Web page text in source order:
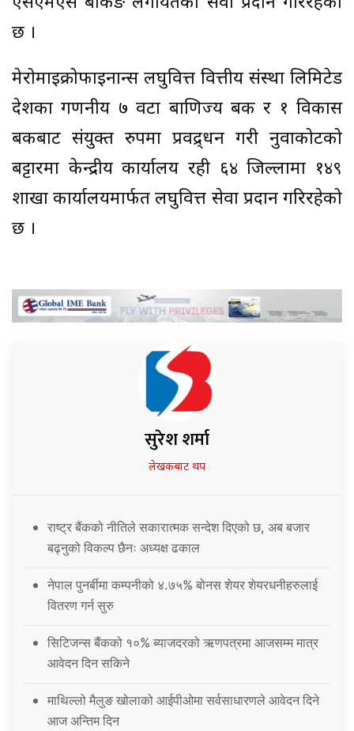
छ ।
मेरोमाइक्रोफाइनान्स लघुवित्त वित्तीय संस्था लिमिटेड
देशका गणनीय ७ वटा बाणिज्य बैंक र १ विकास
बैंकबाट संयुक्त रुपमा प्रवद्र्धन गरी नुवाकोटको
बट्टारमा केन्द्रीय कार्यालय रही ६४ जिल्लामा १४९
शाखा कार्यालयमार्फत लघुवित्त सेवा प्रदान गरिरहेको
छ ।
सुरेश शर्मा
लेखकबाट थप
राष्ट्र बैंकको नीतिले सकारात्मक सन्देश दिएको छ, अब बजार
बढ्नुको विकल्प छैनः अध्यक्ष ढकाल
नेपाल पुनर्बीमा कम्पनीको ४.७५% बोनस शेयर शेयरधनीहरुलाई
वितरण गर्न सुरु
सिटिजन्स बैंकको १०% ब्याजदरको ऋणपत्रमा आजसम्म मात्र
आवेदन दिन सकिने
माथिल्लो मैलुङ खोलाको आईपीओमा सर्वसाधारणले आवेदन दिने
आज अन्तिम दिन